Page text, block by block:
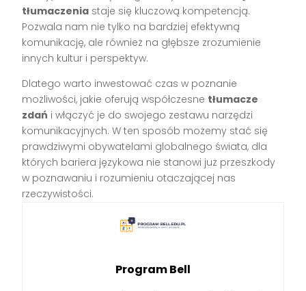
tłumaczenia staje się kluczową kompetencją.
Pozwala nam nie tylko na bardziej efektywną
komunikację, ale również na głębsze zrozumienie
innych kultur i perspektyw.
Dlatego warto inwestować czas w poznanie
możliwości, jakie oferują współczesne tłumacze
zdań i włączyć je do swojego zestawu narzędzi
komunikacyjnych. W ten sposób możemy stać się
prawdziwymi obywatelami globalnego świata, dla
których bariera językowa nie stanowi już przeszkody
w poznawaniu i rozumieniu otaczającej nas
rzeczywistości.
Program Bell